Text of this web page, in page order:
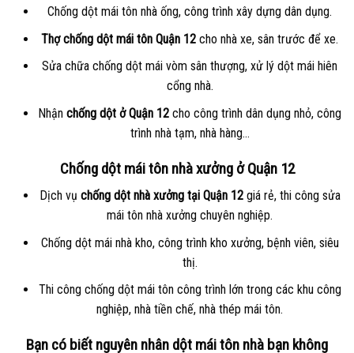
Chống dột mái tôn nhà ống, công trình xây dựng dân dụng.
Thợ chống dột mái tôn Quận 12 cho nhà xe, sân trước để xe.
Sửa chữa chống dột mái vòm sân thượng, xử lý dột mái hiên
cổng nhà.
Nhận chống dột ở Quận 12 cho công trình dân dụng nhỏ, công
trình nhà tạm, nhà hàng…
Chống dột mái tôn nhà xưởng ở Quận 12
Dịch vụ chống dột nhà xưởng tại Quận 12giá rẻ, thi công sửa
mái tôn nhà xưởng chuyên nghiệp.
Chống dột mái nhà kho, công trình kho xưởng, bệnh viên, siêu
thị.
Thi công chống dột mái tôn công trình lớn trong các khu công
nghiệp, nhà tiền chế, nhà thép mái tôn.
Bạn có biết nguyên nhân dột mái tôn nhà bạn không